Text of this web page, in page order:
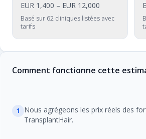
EUR 1,400 – EUR 12,000
Basé sur 62 cliniques listées avec
tarifs
Comment fonctionne cette
1
Nous agrégeons les prix réels des
TransplantHair.